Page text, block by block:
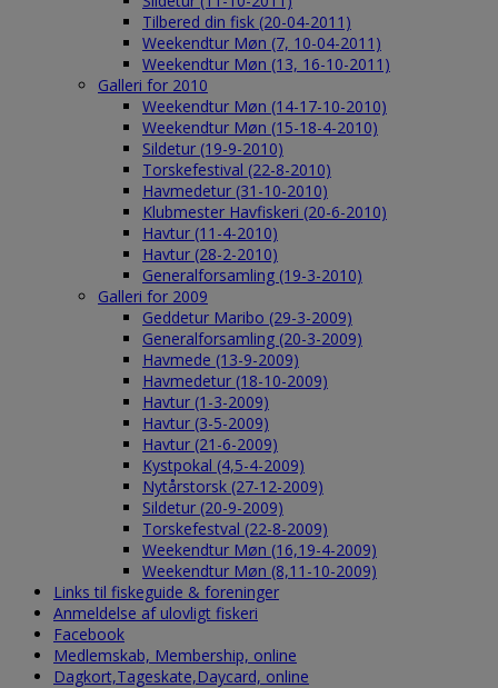
Tilbered din fisk (20-04-2011)
Weekendtur Møn (7, 10-04-2011)
Weekendtur Møn (13, 16-10-2011)
Galleri for 2010
Weekendtur Møn (14-17-10-2010)
Weekendtur Møn (15-18-4-2010)
Sildetur (19-9-2010)
Torskefestival (22-8-2010)
Havmedetur (31-10-2010)
Klubmester Havfiskeri (20-6-2010)
Havtur (11-4-2010)
Havtur (28-2-2010)
Generalforsamling (19-3-2010)
Galleri for 2009
Geddetur Maribo (29-3-2009)
Generalforsamling (20-3-2009)
Havmede (13-9-2009)
Havmedetur (18-10-2009)
Havtur (1-3-2009)
Havtur (3-5-2009)
Havtur (21-6-2009)
Kystpokal (4,5-4-2009)
Nytårstorsk (27-12-2009)
Sildetur (20-9-2009)
Torskefestval (22-8-2009)
Weekendtur Møn (16,19-4-2009)
Weekendtur Møn (8,11-10-2009)
Links til fiskeguide & foreninger
Anmeldelse af ulovligt fiskeri
Facebook
Medlemskab, Membership, online
Dagkort,Tageskate,Daycard, online